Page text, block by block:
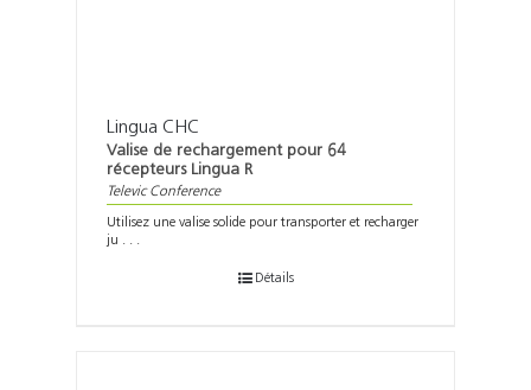
Lingua CHC
Valise de rechargement pour 64
récepteurs Lingua R
Televic Conference
Utilisez une valise solide pour transporter et recharger
ju . . .
Détails